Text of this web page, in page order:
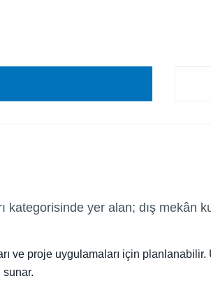
kategorisinde yer alan; dış mekân
ve proje uygulamaları için